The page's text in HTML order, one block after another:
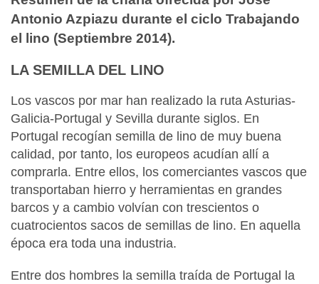
Antonio Azpiazu durante el ciclo Trabajando
el lino (Septiembre 2014).
LA SEMILLA DEL LINO
Los vascos por mar han realizado la ruta Asturias-
Galicia-Portugal y Sevilla durante siglos. En
Portugal recogían semilla de lino de muy buena
calidad, por tanto, los europeos acudían allí a
comprarla. Entre ellos, los comerciantes vascos que
transportaban hierro y herramientas en grandes
barcos y a cambio volvían con trescientos o
cuatrocientos sacos de semillas de lino. En aquella
época era toda una industria.
Entre dos hombres la semilla traída de Portugal la